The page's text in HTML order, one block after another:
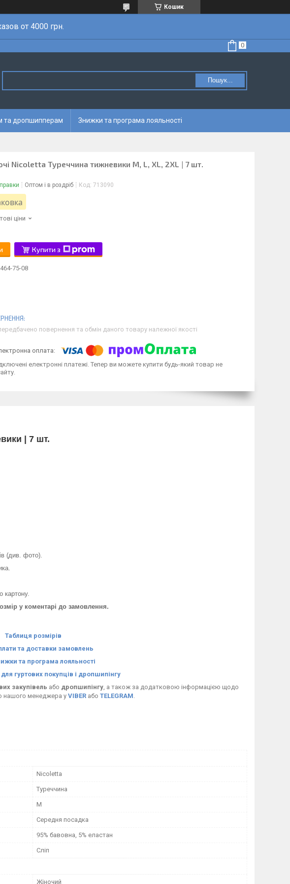
Кошик
от 4000 грн.
Пошук...
та дропшипперам Знижки та програма лояльності
Nicoletta Туреччина тижневики M, L, XL, 2XL | 7 шт.
Оптом і в роздріб Код: 713090
ціни
Купити з
75-08
повернення та обмін даного товару належної якості
електронні платежі. Тепер ви можете купити будь-який товар не
| 7 шт.
(див. фото).
картону.
у коментарі до замовлення.
Таблиця розмірів
та доставки замовлень
та програма лояльності
гуртових покупців і дропшипінгу
закупівель або дропшипінгу, а також за додатковою інформацією щодо
нашого менеджера у VIBERабо TELEGRAM
Nicoletta
Туреччина
M
Середня посадка
95% бавовна, 5% еластан
Сліп
Жіночий